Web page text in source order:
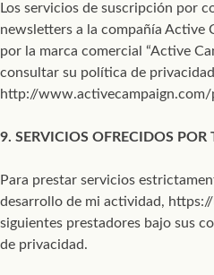
Los servicios de suscripción por
newsletters a la compañía Active
por la marca comercial “Active
consultar su política de
http://
9. SERVICIOS OFRECIDOS POR
Para prestar servicios
desarrollo de mi actividad,
siguientes prestadores bajo sus
de privacidad.